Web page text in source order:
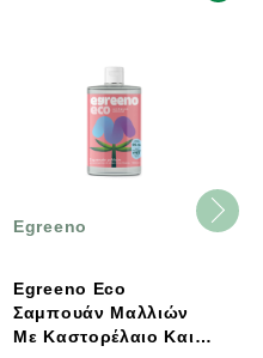
Egreeno
Egreeno Eco
Σαμπουάν Mαλλιών
Με Kαστορέλαιο Και